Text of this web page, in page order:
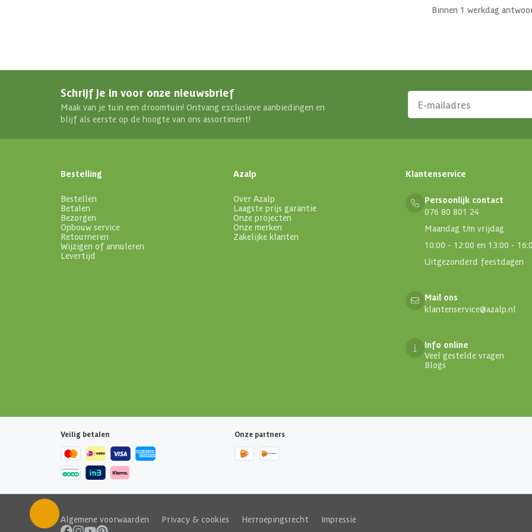
Binnen 1 werkdag
Schrijf je in voor onze nieuwsbrief
Maak van je tuin een droomtuin! Ontvang exclusieve aanbiedingen en
blijf als eerste op de hoogte van ons assortiment!
Bestelling
Bestellen
Betalen
Bezorgen
Opbouw service
Retourneren
Wijzigen of annuleren
Levertijd
Azalp
Over Azalp
Laagste prijs garantie
Onze projecten
Onze merken
Zakelijke klanten
Klantenservice
Persoonlijk contact
076 80 801 24
Maandag t/m vrijdag
10:00 - 12:00 en 13:00 -
Uitgezonderd feestdagen
Mail ons
klantenservice@azalp.nl
Info online
Veel gestelde vragen
Blogs
Veilig betalen Onze partners
Algemene voorwaarden Privacy & cookies Herroepingsrecht Impressie